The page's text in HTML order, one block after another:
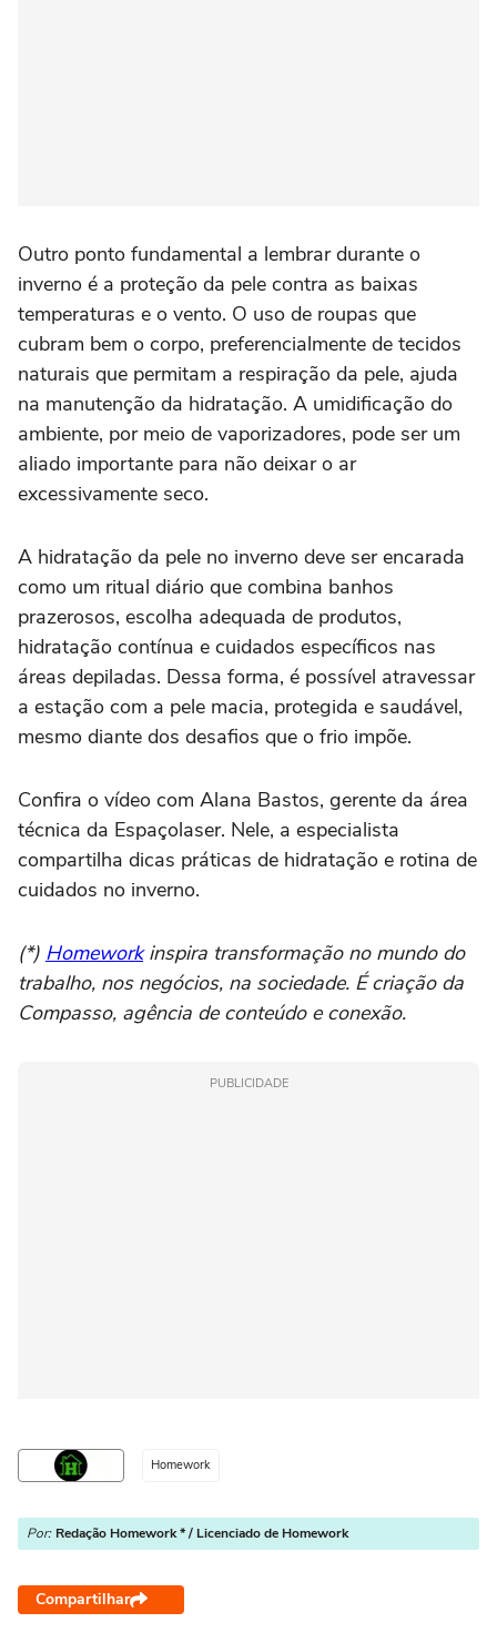
Outro ponto fundamental a lembrar durante o
inverno é a proteção da pele contra as baixas
temperaturas e o vento. O uso de roupas que
cubram bem o corpo, preferencialmente de tecidos
naturais que permitam a respiração da pele, ajuda
na manutenção da hidratação. A umidificação do
ambiente, por meio de vaporizadores, pode ser um
aliado importante para não deixar o ar
excessivamente seco.
A hidratação da pele no inverno deve ser encarada
como um ritual diário que combina banhos
prazerosos, escolha adequada de produtos,
hidratação contínua e cuidados específicos nas
áreas depiladas. Dessa forma, é possível atravessar
a estação com a pele macia, protegida e saudável,
mesmo diante dos desafios que o frio impõe.
Confira o vídeo com Alana Bastos, gerente da área
técnica da Espaçolaser. Nele, a especialista
compartilha dicas práticas de hidratação e rotina de
cuidados no inverno.
(*) Homeworkinspira transformação no mundo do
trabalho, nos negócios, na sociedade. É criação da
Compasso, agência de conteúdo e conexão.
PUBLICIDADE
Homework
Por: Redação Homework * / Licenciado de Homework
Compartilhar